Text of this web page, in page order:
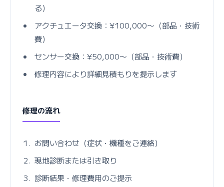
る）
アクチュエータ交換：¥100,000〜（部品・技術
費）
センサー交換：¥50,000〜（部品・技術費）
修理内容により詳細見積もりを提示します
修理の流れ
お問い合わせ（症状・機種をご連絡）
現地診断または引き取り
診断結果・修理費用のご提示